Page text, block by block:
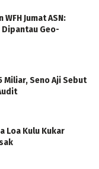
Jumat ASN:
Geo-
Miliar, Seno Aji Sebut
Loa Kulu Kukar